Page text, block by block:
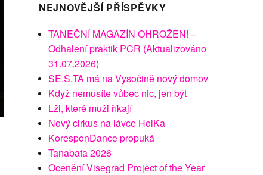
NEJNOVĚJŠÍ PŘÍSPĚVKY
TANEČNÍ MAGAZÍN OHROŽEN! –
Odhalení praktik PCR (Aktualizováno
31.07.2026)
SE.S.TA má na Vysočině nový domov
Když nemusíte vůbec nic, jen být
Lži, které muži říkají
Nový cirkus na lávce HolKa
KoresponDance propuká
Tanabata 2026
Ocenění Visegrad Project of the Year